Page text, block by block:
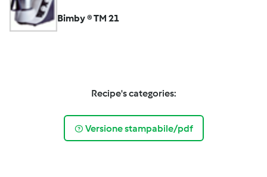
Bimby ® TM 21
Recipe's categories:
Versione stampabile/pdf